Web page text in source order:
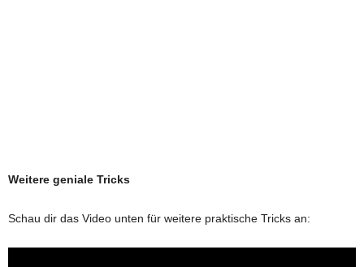
Weitere geniale Tricks
Schau dir das Video unten für weitere praktische Tricks an: